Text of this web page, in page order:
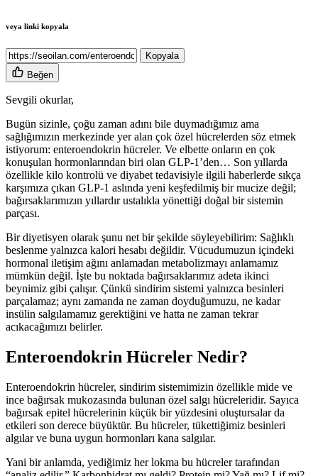
veya linki kopyala
Kopyala
Beğen
Sevgili okurlar,
Bugün sizinle, çoğu zaman adını bile duymadığımız ama
sağlığımızın merkezinde yer alan çok özel hücrelerden söz etmek
istiyorum: enteroendokrin hücreler. Ve elbette onların en çok
konuşulan hormonlarından biri olan GLP-1’den… Son yıllarda
özellikle kilo kontrolü ve diyabet tedavisiyle ilgili haberlerde sıkça
karşımıza çıkan GLP-1 aslında yeni keşfedilmiş bir mucize değil;
bağırsaklarımızın yıllardır ustalıkla yönettiği doğal bir sistemin
parçası.
Bir diyetisyen olarak şunu net bir şekilde söyleyebilirim: Sağlıklı
beslenme yalnızca kalori hesabı değildir. Vücudumuzun içindeki
hormonal iletişim ağını anlamadan metabolizmayı anlamamız
mümkün değil. İşte bu noktada bağırsaklarımız adeta ikinci
beynimiz gibi çalışır. Çünkü sindirim sistemi yalnızca besinleri
parçalamaz; aynı zamanda ne zaman doyduğumuzu, ne kadar
insülin salgılamamız gerektiğini ve hatta ne zaman tekrar
acıkacağımızı belirler.
Enteroendokrin Hücreler Nedir?
Enteroendokrin hücreler, sindirim sistemimizin özellikle mide ve
ince bağırsak mukozasında bulunan özel salgı hücreleridir. Sayıca
bağırsak epitel hücrelerinin küçük bir yüzdesini oluştursalar da
etkileri son derece büyüktür. Bu hücreler, tükettiğimiz besinleri
algılar ve buna uygun hormonları kana salgılar.
Yani bir anlamda, yediğimiz her lokma bu hücreler tarafından